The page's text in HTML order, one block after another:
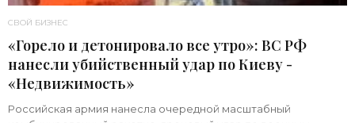
СВОЙ БИЗНЕС
«Горело и детонировало все утро»: ВС РФ
нанесли убийственный удар по Киеву -
«Недвижимость»
Российская армия нанесла очередной масштабный